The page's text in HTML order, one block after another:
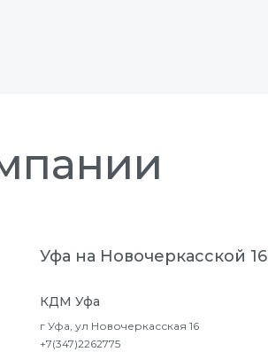
Уфа на Новочеркасской 16
КДМ Уфа
г Уфа, ул Новочеркасская 16
+7(347)2262775